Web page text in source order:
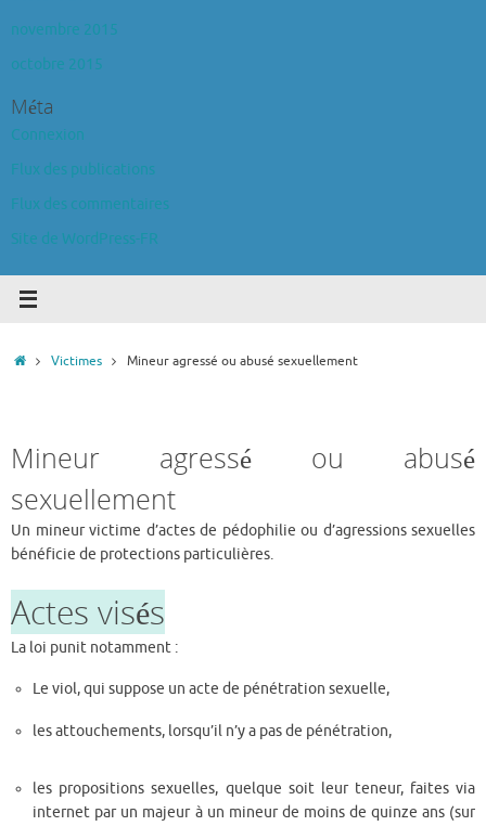
novembre 2015
octobre 2015
Méta
Connexion
Flux des publications
Flux des commentaires
Site de WordPress-FR
Accueil
Victimes Mineur agressé ou abusé sexuellement
Mineur agressé ou abusé
sexuellement
Un mineur victime d’actes de pédophilie ou d’agressions sexuelles
bénéficie de protections particulières.
Actes visés
La loi punit notamment :
Le viol, qui suppose un acte de pénétration sexuelle,
les attouchements, lorsqu’il n’y a pas de pénétration,
les propositions sexuelles, quelque soit leur teneur, faites via
internet par un majeur à un mineur de moins de quinze ans (sur